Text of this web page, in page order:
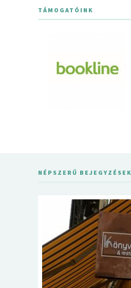
TÁMOGATÓINK
NÉPSZERŰ BEJEGYZÉSEK